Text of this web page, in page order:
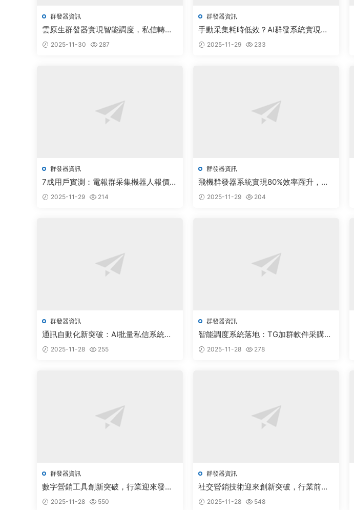
群發器資訊
雲原生群發器實現智能調度，私信轉化
率提升300%
2025-11-30 287
群發器資訊
手動采集耗時低效？AI群發系統實現千
群智能調度
2025-11-29 233
群發器資訊
7成用戶實測：電報群采集機器人報價優
化，免費源碼提升3倍觸達效率
2025-11-29 214
群發器資訊
飛機群發器系統實現80%效率躍升，電
報采集工具采購成本驟降
2025-11-29 204
群發器資訊
通訊自動化新突破：AI批量私信系統實
現零限制智能觸達
2025-11-28 255
群發器資訊
智能調度系統落地：TG加群軟件采購實
現自動化社群管理
2025-11-28 278
群發器資訊
數字營銷工具創新突破，行業迎來發展
新機遇
2025-11-28 550
群發器資訊
社交營銷技術迎來創新突破，行業前景
廣闊備受關注
2025-11-28 548